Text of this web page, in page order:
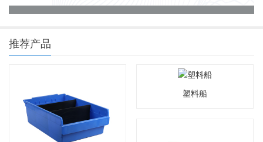
推荐产品
塑料船